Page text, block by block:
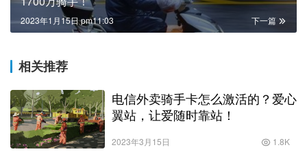
下一篇
2023年1月15日 pm11:03
相关推荐
电信外卖骑手卡怎么激活的？爱心
翼站，让爱随时靠站！
2023年3月15日 1.8K